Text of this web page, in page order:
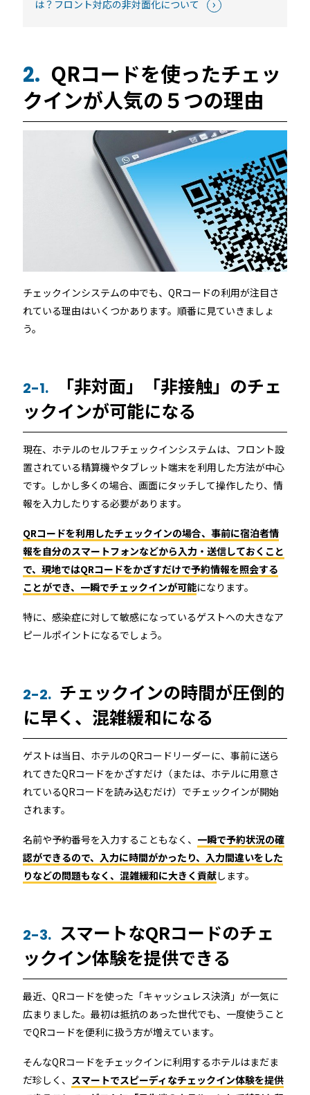
は？フロント対応の非対面化について
2. QRコードを使ったチェッ
クインが人気の５つの理由
チェックインシステムの中でも、QRコードの利用が注目さ
れている理由はいくつかあります。順番に見ていきましょ
う。
2-1.
「非対面」「非接触」のチェ
ックインが可能になる
現在、ホテルのセルフチェックインシステムは、フロント設
置されている精算機やタブレット端末を利用した方法が中心
です。しかし多くの場合、画面にタッチして操作したり、情
報を入力したりする必要があります。
QRコードを利用したチェックインの場合、事前に宿泊者情
報を自分のスマートフォンなどから入力・送信しておくこと
で、現地ではQRコードをかざすだけで予約情報を照会する
ことができ、一瞬でチェックインが可能になります。
特に、感染症に対して敏感になっているゲストへの大きなア
ピールポイントになるでしょう。
2-2. チェックインの時間が圧倒的
に早く、混雑緩和になる
ゲストは当日、ホテルのQRコードリーダーに、事前に送ら
れてきたQRコードをかざすだけ（または、ホテルに用意さ
れているQRコードを読み込むだけ）でチェックインが開始
されます。
名前や予約番号を入力することもなく、 一瞬で予約状況の確
認ができるので、入力に時間がかったり、入力間違いをした
りなどの問題もなく、混雑緩和に大きく貢献します。
2-3. スマートなQRコードのチェ
ックイン体験を提供できる
最近、QRコードを使った「キャッシュレス決済」が一気に
広まりました。最初は抵抗のあった世代でも、一度使うこと
でQRコードを便利に扱う方が増えています。
そんなQRコードをチェックインに利用するホテルはまだま
だ珍しく、 スマートでスピーディなチェックイン体験を提供